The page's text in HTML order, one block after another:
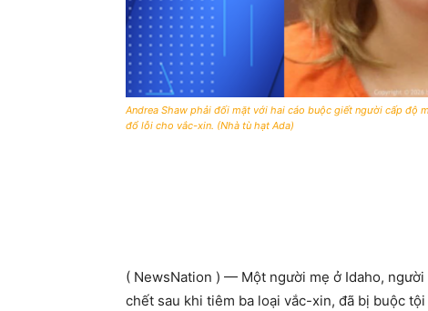
Andrea Shaw phải đối mặt với hai cáo buộc giết người cấp độ
đổ lỗi cho vắc-xin. (Nhà tù hạt Ada)
( NewsNation ) — Một người mẹ ở Idaho,
chết sau khi tiêm ba loại vắc-xin, đã bị buộc